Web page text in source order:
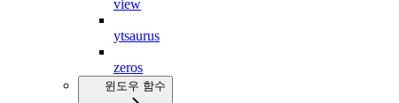
view
ytsaurus
zeros
윈도우 함수